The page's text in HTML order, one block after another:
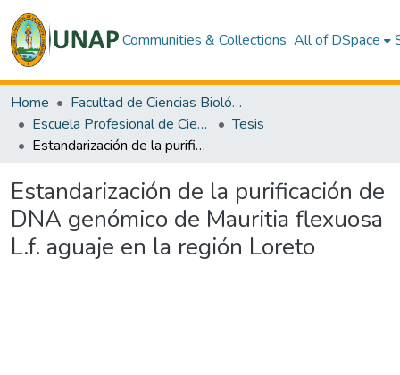
Communities & Collections All of DSpace
Home
Facultad de Ciencias Biológicas
Escuela Profesional de Ciencias Biológicas
Tesis
Estandarización de la purificación de DNA genómico de Mauritia flexuosa L.f. aguaje en la región Loreto
Estandarización de la purificación de
DNA genómico de Mauritia flexuosa
L.f. aguaje en la región Loreto